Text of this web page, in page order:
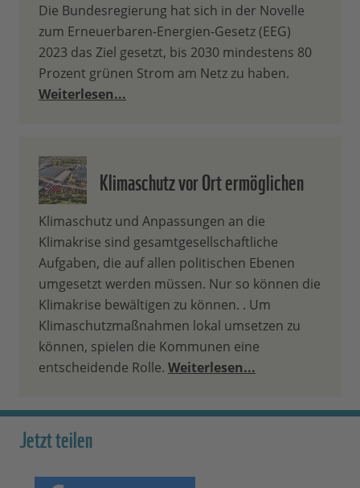
Die Bundesregierung hat sich in der Novelle
zum Erneuerbaren-Energien-Gesetz (EEG)
2023 das Ziel gesetzt, bis 2030 mindestens 80
Prozent grünen Strom am Netz zu haben.
Weiterlesen...
Klimaschutz vor Ort ermöglichen
Klimaschutz und Anpassungen an die
Klimakrise sind gesamtgesellschaftliche
Aufgaben, die auf allen politischen Ebenen
umgesetzt werden müssen. Nur so können die
Klimakrise bewältigen zu können. . Um
Klimaschutzmaßnahmen lokal umsetzen zu
können, spielen die Kommunen eine
entscheidende Rolle. Weiterlesen...
Jetzt teilen